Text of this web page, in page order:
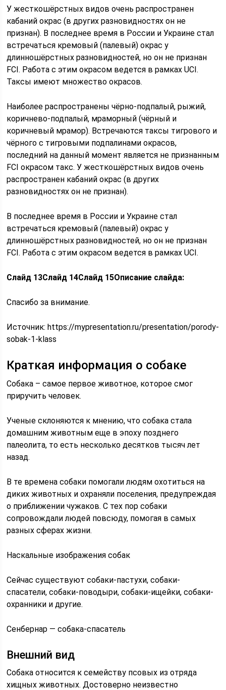
У жесткошёрстных видов очень распространен
кабаний окрас (в других разновидностях он не
признан). В последнее время в России и Украине стал
встречаться кремовый (палевый) окрас у
длинношёрстных разновидностей, но он не признан
FCI. Работа с этим окрасом ведется в рамках UCI.
Таксы имеют множество окрасов.
Наиболее распространены чёрно-подпалый, рыжий,
коричнево-подпалый, мраморный (чёрный и
коричневый мрамор). Встречаются таксы тигрового и
чёрного с тигровыми подпалинами окрасов,
последний на данный момент является не признанным
FCI окрасом такс. У жесткошёрстных видов очень
распространен кабаний окрас (в других
разновидностях он не признан).
В последнее время в России и Украине стал
встречаться кремовый (палевый) окрас у
длинношёрстных разновидностей, но он не признан
FCI. Работа с этим окрасом ведется в рамках UCI.
Слайд 13Слайд 14Слайд 15Описание слайда:
Спасибо за внимание.
Источник:https://mypresentation.ru/presentation/porody-
sobak-1-klass
Краткая информация о собаке
Собака – самое первое животное, которое смог
приручить человек.
Ученые склоняются к мнению, что собака стала
домашним животным еще в эпоху позднего
палеолита, то есть несколько десятков тысяч лет
назад.
В те времена собаки помогали людям охотиться на
диких животных и охраняли поселения, предупреждая
о приближении чужаков. С тех пор собаки
сопровождали людей повсюду, помогая в самых
разных сферах жизни.
Наскальные изображения собак
Сейчас существуют собаки-пастухи, собаки-
спасатели, собаки-поводыри, собаки-ищейки, собаки-
охранники и другие.
Сенбернар — собака-спасатель
Внешний вид
Собака относится к семейству псовых из отряда
хищных животных. Достоверно неизвестно